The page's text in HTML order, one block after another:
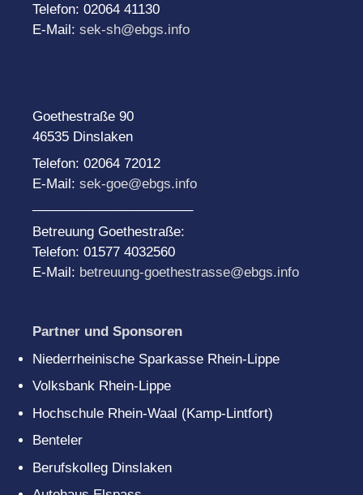
Telefon: 02064 41130
E-Mail: sek-sh@ebgs.info
Goethestraße 90
46535 Dinslaken
Telefon: 02064 72012
E-Mail: sek-goe@ebgs.info
Betreuung Goethestraße:
Telefon: 01577 4032560
E-Mail: betreuung-goethestrasse@ebgs.info
Partner und Sponsoren
Niederrheinische Sparkasse Rhein-Lippe
Volksbank Rhein-Lippe
Hochschule Rhein-Waal (Kamp-Lintfort)
Benteler
Berufskolleg Dinslaken